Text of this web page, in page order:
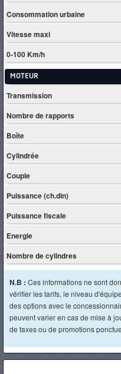
Consommation urbaine
Vitesse maxi
0-100 Km/h
MOTEUR
Transmission
Nombre de rapports
Boîte
Cylindrée
Couple
Puissance (ch.din)
Puissance fiscale
Energie
Nombre de cylindres
N.B : Ces informations ne sont
vérifier les tarifs, le niveau
des options avec le
peuvent varier en cas de mise à
de taxes ou de promotions